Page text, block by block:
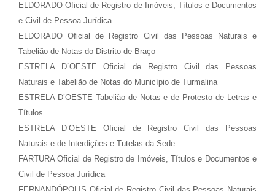
ELDORADO Oficial de Registro de Imóveis, Títulos e Documentos
e Civil de Pessoa Jurídica
ELDORADO Oficial de Registro Civil das Pessoas Naturais e
Tabelião de Notas do Distrito de Braço
ESTRELA D`OESTE Oficial de Registro Civil das Pessoas
Naturais e Tabelião de Notas do Município de Turmalina
ESTRELA D’OESTE Tabelião de Notas e de Protesto de Letras e
Títulos
ESTRELA D’OESTE Oficial de Registro Civil das Pessoas
Naturais e de Interdições e Tutelas da Sede
FARTURA Oficial de Registro de Imóveis, Títulos e Documentos e
Civil de Pessoa Jurídica